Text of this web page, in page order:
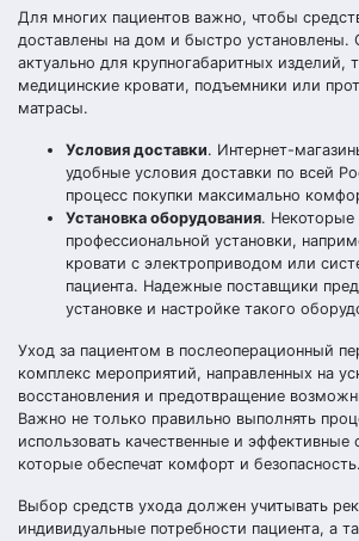
Для многих пациентов важно, чтобы
доставлены на дом и быстро установлены.
актуально для крупногабаритных изделий,
медицинские кровати, подъемники или
матрасы.
Условия доставки. Интернет-
удобные условия доставки по всей
процесс покупки максимально
Установка оборудования. Некоторые
профессиональной установки,
кровати с электроприводом или
пациента. Надежные поставщики
установке и настройке такого
Уход за пациентом в послеоперационный
комплекс мероприятий, направленных на
восстановления и предотвращение
Важно не только правильно выполнять
использовать качественные и эффективные
которые обеспечат комфорт и безопасность.
Выбор средств ухода должен учитывать
индивидуальные потребности пациента, а